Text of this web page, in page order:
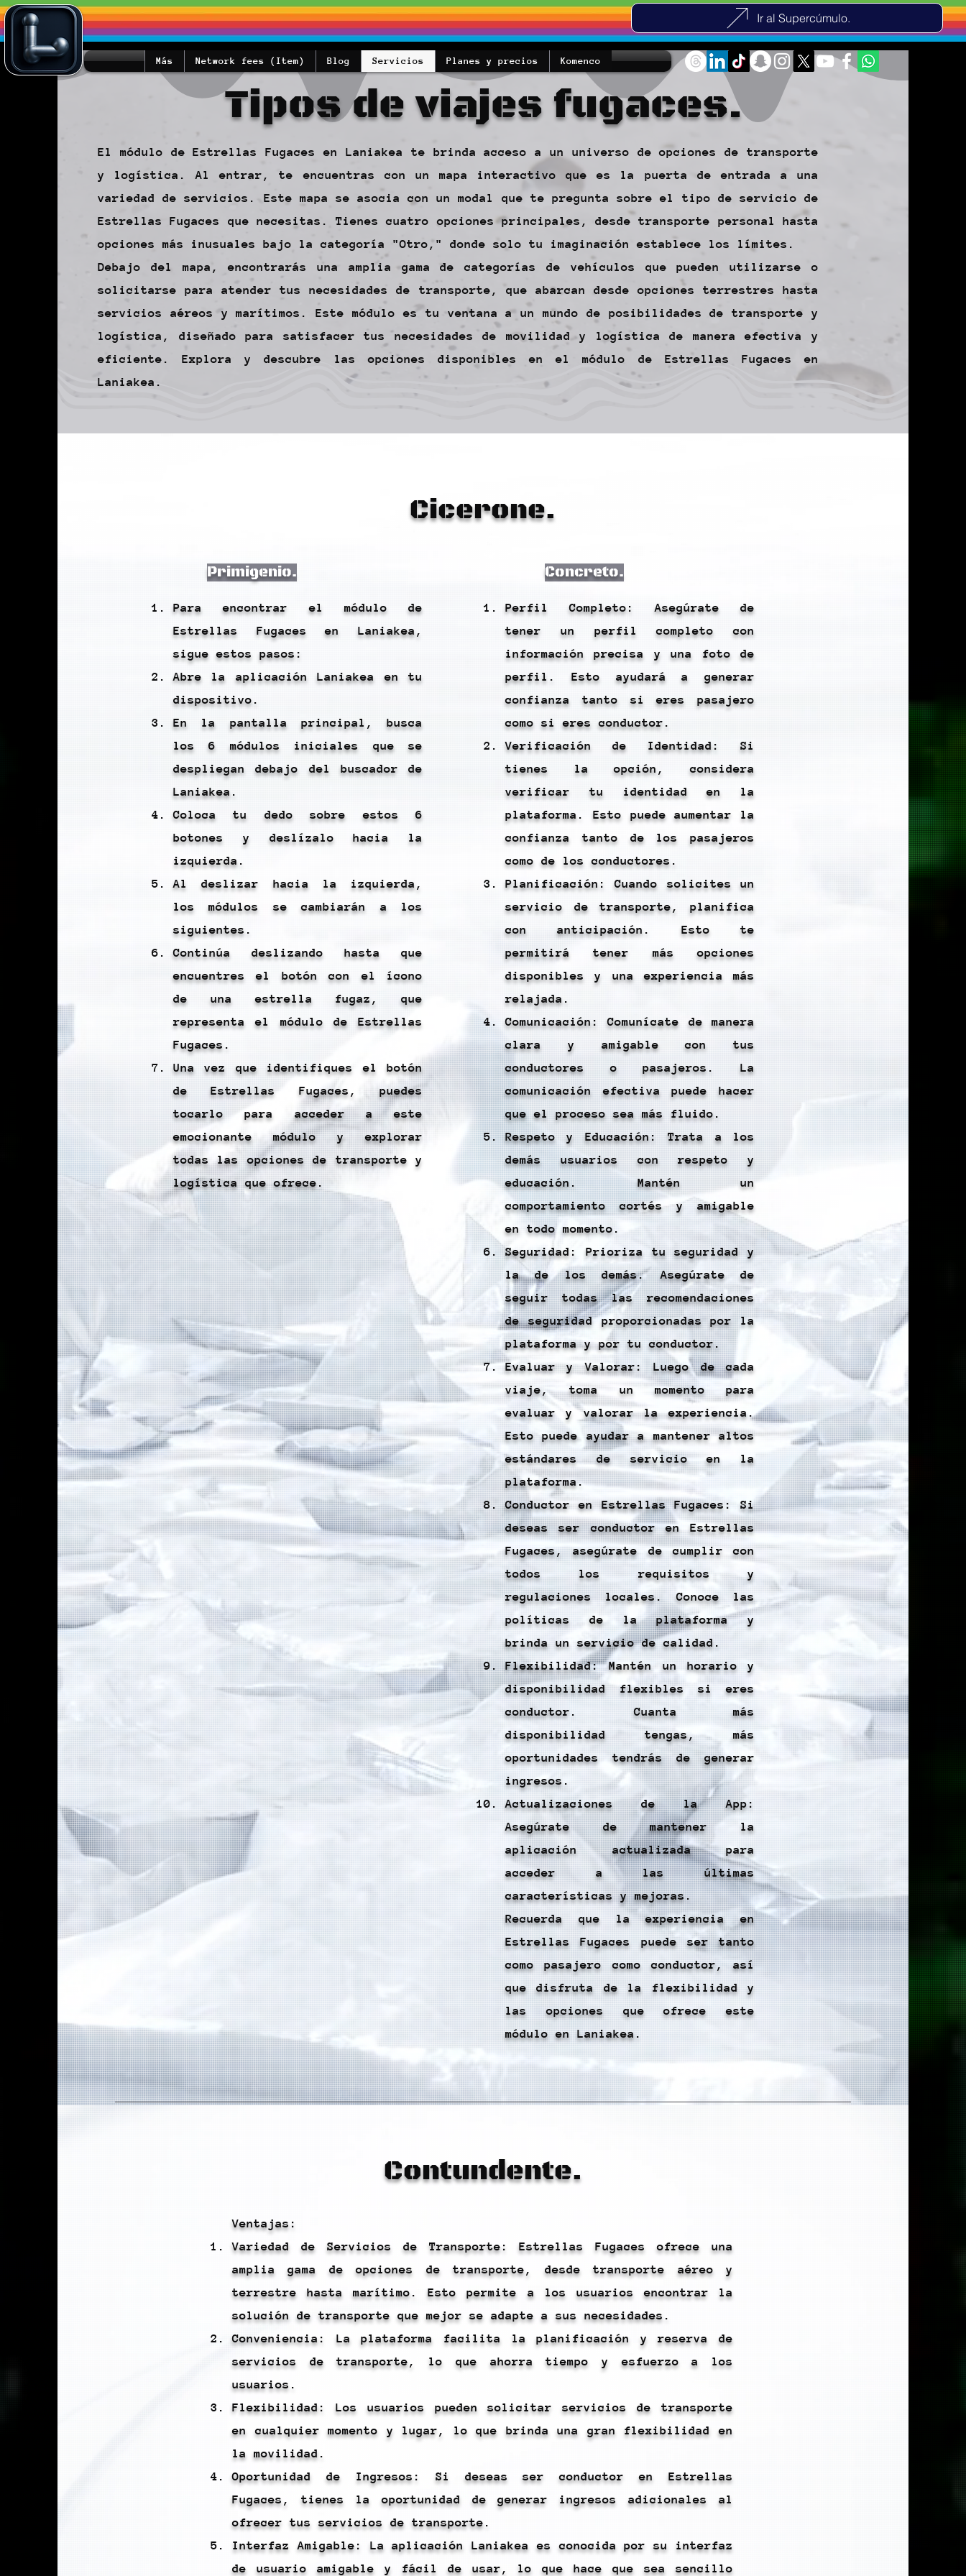
Ir al Supercúmulo.
Komenco
Planes y precios
Servicios
Blog
Network fees (Item)
Más
Tipos de viajes fugaces.
El módulo de Estrellas Fugaces en Laniakea te brinda acceso a un universo de opciones de transporte
y logística. Al entrar, te encuentras con un mapa interactivo que es la puerta de entrada a una
variedad de servicios. Este mapa se asocia con un modal que te pregunta sobre el tipo de servicio de
Estrellas Fugaces que necesitas. Tienes cuatro opciones principales, desde transporte personal hasta
opciones más inusuales bajo la categoría "Otro," donde solo tu imaginación establece los límites.
Debajo del mapa, encontrarás una amplia gama de categorías de vehículos que pueden utilizarse o
solicitarse para atender tus necesidades de transporte, que abarcan desde opciones terrestres hasta
servicios aéreos y marítimos. Este módulo es tu ventana a un mundo de posibilidades de transporte y
logística, diseñado para satisfacer tus necesidades de movilidad y logística de manera efectiva y
eficiente. Explora y descubre las opciones disponibles en el módulo de Estrellas Fugaces en
Laniakea.
Cicerone.
Primigenio.
Para encontrar el módulo de
Estrellas Fugaces en Laniakea,
sigue estos pasos:
Abre la aplicación Laniakea en tu
dispositivo.
En la pantalla principal, busca
los 6 módulos iniciales que se
despliegan debajo del buscador de
Laniakea.
Coloca tu dedo sobre estos 6
botones y deslízalo hacia la
izquierda.
Al deslizar hacia la izquierda,
los módulos se cambiarán a los
siguientes.
Continúa deslizando hasta que
encuentres el botón con el ícono
de una estrella fugaz, que
representa el módulo de Estrellas
Fugaces.
Una vez que identifiques el botón
de Estrellas Fugaces, puedes
tocarlo para acceder a este
emocionante módulo y explorar
todas las opciones de transporte y
logística que ofrece.
Concreto.
Perfil Completo: Asegúrate de
tener un perfil completo con
información precisa y una foto de
perfil. Esto ayudará a generar
confianza tanto si eres pasajero
como si eres conductor.
Verificación de Identidad: Si
tienes la opción, considera
verificar tu identidad en la
plataforma. Esto puede aumentar la
confianza tanto de los pasajeros
como de los conductores.
Planificación: Cuando solicites un
servicio de transporte, planifica
con anticipación. Esto te
permitirá tener más opciones
disponibles y una experiencia más
relajada.
Comunicación: Comunícate de manera
clara y amigable con tus
conductores o pasajeros. La
comunicación efectiva puede hacer
que el proceso sea más fluido.
Respeto y Educación: Trata a los
demás usuarios con respeto y
educación. Mantén un
comportamiento cortés y amigable
en todo momento.
Seguridad: Prioriza tu seguridad y
la de los demás. Asegúrate de
seguir todas las recomendaciones
de seguridad proporcionadas por la
plataforma y por tu conductor.
Evaluar y Valorar: Luego de cada
viaje, toma un momento para
evaluar y valorar la experiencia.
Esto puede ayudar a mantener altos
estándares de servicio en la
plataforma.
Conductor en Estrellas Fugaces: Si
deseas ser conductor en Estrellas
Fugaces, asegúrate de cumplir con
todos los requisitos y
regulaciones locales. Conoce las
políticas de la plataforma y
brinda un servicio de calidad.
Flexibilidad: Mantén un horario y
disponibilidad flexibles si eres
conductor. Cuanta más
disponibilidad tengas, más
oportunidades tendrás de generar
ingresos.
Actualizaciones de la App:
Asegúrate de mantener la
aplicación actualizada para
acceder a las últimas
características y mejoras.
Recuerda que la experiencia en
Estrellas Fugaces puede ser tanto
como pasajero como conductor, así
que disfruta de la flexibilidad y
las opciones que ofrece este
módulo en Laniakea.
Contundente.
Ventajas:
Variedad de Servicios de Transporte: Estrellas Fugaces ofrece una
amplia gama de opciones de transporte, desde transporte aéreo y
terrestre hasta marítimo. Esto permite a los usuarios encontrar la
solución de transporte que mejor se adapte a sus necesidades.
Conveniencia: La plataforma facilita la planificación y reserva de
servicios de transporte, lo que ahorra tiempo y esfuerzo a los
usuarios.
Flexibilidad: Los usuarios pueden solicitar servicios de transporte
en cualquier momento y lugar, lo que brinda una gran flexibilidad en
la movilidad.
Oportunidad de Ingresos: Si deseas ser conductor en Estrellas
Fugaces, tienes la oportunidad de generar ingresos adicionales al
ofrecer tus servicios de transporte.
Interfaz Amigable: La aplicación Laniakea es conocida por su interfaz
de usuario amigable y fácil de usar, lo que hace que sea sencillo